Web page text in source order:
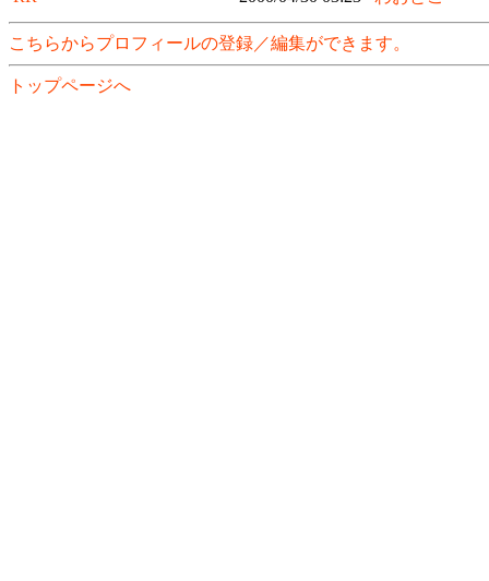
こちらからプロフィールの登録／編集ができます。
トップページへ